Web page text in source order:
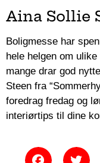
Aina Sollie
Boligmesse har
hele helgen om
mange drar god
Steen fra
foredrag fredag og
interiørtips til dine